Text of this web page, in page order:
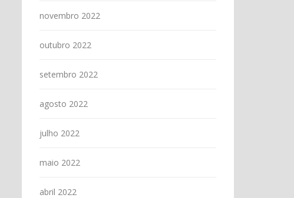
novembro 2022
outubro 2022
setembro 2022
agosto 2022
julho 2022
maio 2022
abril 2022